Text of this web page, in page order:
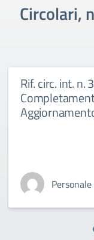
Circolari,
Rif. circ. int. n.